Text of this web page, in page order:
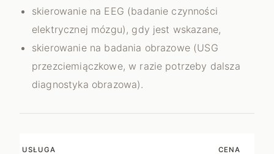
skierowanie na EEG (badanie czynności
elektrycznej mózgu), gdy jest wskazane,
skierowanie na badania obrazowe (USG
przezciemiączkowe, w razie potrzeby dalsza
diagnostyka obrazowa).
USŁUGA CENA